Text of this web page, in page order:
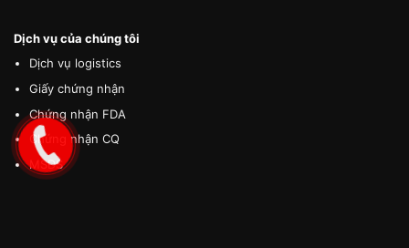
Dịch vụ của chúng tôi
Dịch vụ logistics
Giấy chứng nhận
Chứng nhận FDA
Chứng nhận CQ
MSDS